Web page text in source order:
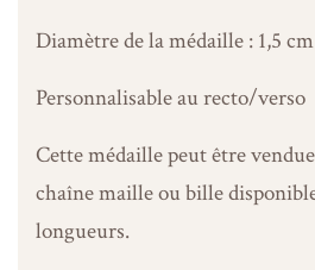
Diamètre de la médaille : 1,5 cm
Personnalisable au recto/verso
Cette médaille peut être
chaîne maille ou bille
longueurs.